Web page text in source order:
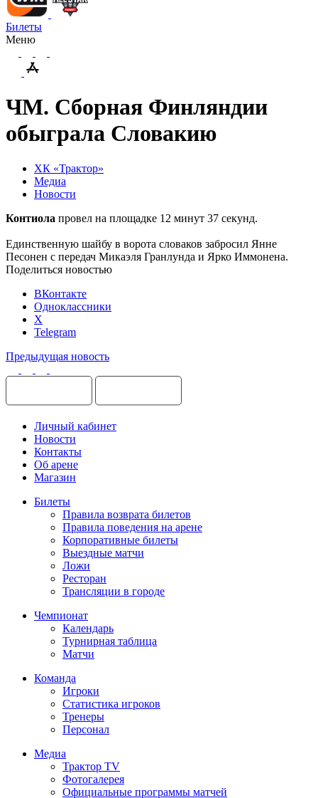
Билеты
Меню
ЧМ. Сборная Финляндии
обыграла Словакию
ХК «Трактор»
Медиа
Новости
Контиола провел на площадке 12 минут 37 секунд.
Единственную шайбу в ворота словаков забросил Янне
Песонен с передач Микаэля Гранлунда и Ярко Иммонена.
Поделиться новостью
ВКонтакте
Одноклассники
X
Telegram
Предыдущая новость
Личный кабинет
Новости
Контакты
Об арене
Магазин
Билеты
Правила возврата билетов
Правила поведения на арене
Корпоративные билеты
Выездные матчи
Ложи
Ресторан
Трансляции в городе
Чемпионат
Календарь
Турнирная таблица
Матчи
Команда
Игроки
Статистика игроков
Тренеры
Персонал
Медиа
Трактор TV
Фотогалерея
Официальные программы матчей